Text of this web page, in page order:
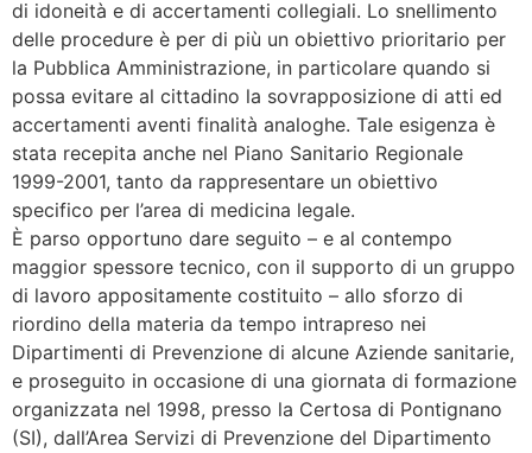
di idoneità e di accertamenti collegiali. Lo snellimento
delle procedure è per di più un obiettivo prioritario per
la Pubblica Amministrazione, in particolare quando si
possa evitare al cittadino la sovrapposizione di atti ed
accertamenti aventi finalità analoghe. Tale esigenza è
stata recepita anche nel Piano Sanitario Regionale
1999-2001, tanto da rappresentare un obiettivo
specifico per l’area di medicina legale.
È parso opportuno dare seguito – e al contempo
maggior spessore tecnico, con il supporto di un gruppo
di lavoro appositamente costituito – allo sforzo di
riordino della materia da tempo intrapreso nei
Dipartimenti di Prevenzione di alcune Aziende sanitarie,
e proseguito in occasione di una giornata di formazione
organizzata nel 1998, presso la Certosa di Pontignano
(SI), dall’Area Servizi di Prevenzione del Dipartimento